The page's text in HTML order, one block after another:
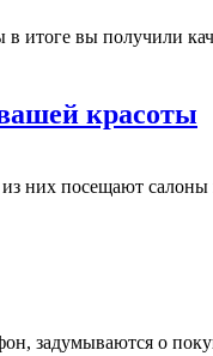
итоге вы получили
красоты
них посещают салоны
задумываются о